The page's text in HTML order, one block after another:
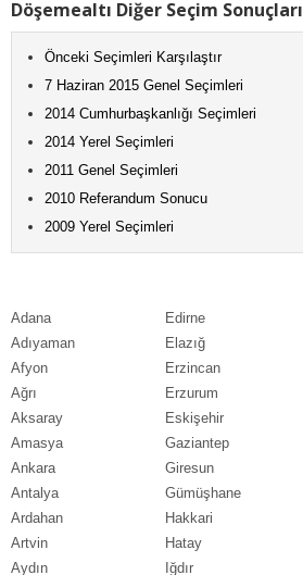
Adana
Adıyaman
Afyon
Ağrı
Aksaray
Amasya
Ankara
Antalya
Ardahan
Artvin
Aydın
Edirne
Elazığ
Erzincan
Erzurum
Eskişehir
Gaziantep
Giresun
Gümüşhane
Hakkari
Hatay
Iğdır
Döşemealtı Diğer Seçim Sonuçları
Önceki Seçimleri Karşılaştır
7 Haziran 2015 Genel Seçimleri
2014 Cumhurbaşkanlığı Seçimleri
2014 Yerel Seçimleri
2011 Genel Seçimleri
2010 Referandum Sonucu
2009 Yerel Seçimleri